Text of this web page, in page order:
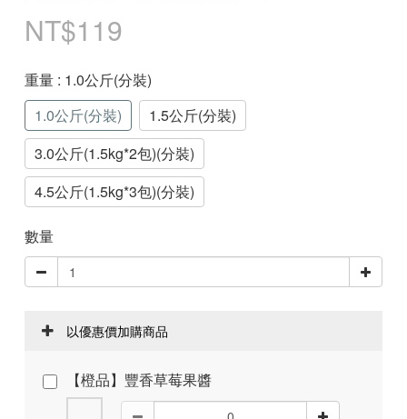
NT$119
重量 : 1.0公斤(分裝)
1.0公斤(分裝)
1.5公斤(分裝)
3.0公斤(1.5kg*2包)(分裝)
4.5公斤(1.5kg*3包)(分裝)
數量
以優惠價加購商品
【橙品】豐香草莓果醬